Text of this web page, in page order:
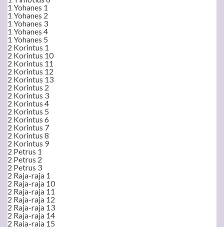
1 Yohanes 1
1 Yohanes 2
1 Yohanes 3
1 Yohanes 4
1 Yohanes 5
2 Korintus 1
2 Korintus 10
2 Korintus 11
2 Korintus 12
2 Korintus 13
2 Korintus 2
2 Korintus 3
2 Korintus 4
2 Korintus 5
2 Korintus 6
2 Korintus 7
2 Korintus 8
2 Korintus 9
2 Petrus 1
2 Petrus 2
2 Petrus 3
2 Raja-raja 1
2 Raja-raja 10
2 Raja-raja 11
2 Raja-raja 12
2 Raja-raja 13
2 Raja-raja 14
2 Raja-raja 15